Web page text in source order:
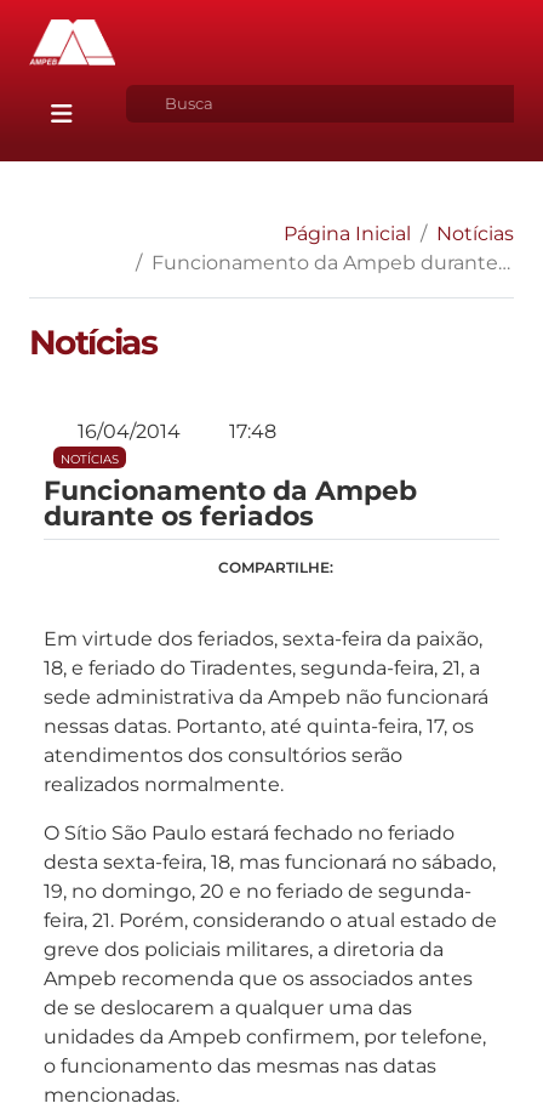
Página Inicial
Notícias
Funcionamento da Ampeb durante os feriados
Notícias
16/04/2014 17:48
NOTÍCIAS
Funcionamento da Ampeb
durante os feriados
COMPARTILHE:
Em virtude dos feriados, sexta-feira da paixão,
18, e feriado do Tiradentes, segunda-feira, 21, a
sede administrativa da Ampeb não funcionará
nessas datas. Portanto, até quinta-feira, 17, os
atendimentos dos consultórios serão
realizados normalmente.
O Sítio São Paulo estará fechado no feriado
desta sexta-feira, 18, mas funcionará no sábado,
19, no domingo, 20 e no feriado de segunda-
feira, 21. Porém, considerando o atual estado de
greve dos policiais militares, a diretoria da
Ampeb recomenda que os associados antes
de se deslocarem a qualquer uma das
unidades da Ampeb confirmem, por telefone,
o funcionamento das mesmas nas datas
mencionadas.